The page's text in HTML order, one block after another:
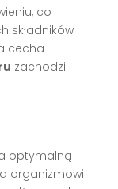
co
składników
cecha
zachodzi
optymalną
organizmowi